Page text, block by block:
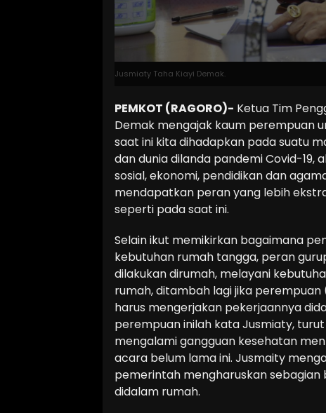
Jusmiaty Taha Kiayi Demak.
PEMKOT (RAGORO)- Ketua Tim
Demak mengajak kaum perempuan
saat ini kita dihadapkan pada suatu
dan dunia dilanda pandemi Covid-
sosial, ekonomi, pendidikan dan
mendapatkan peran yang lebih
seperti pada saat ini.
Selain ikut memikirkan bagaimana
kebutuhan rumah tangga, peran
dilakukan dirumah, melayani
rumah, ditambah lagi jika
harus mengerjakan pekerjaannya
perempuan inilah kata Jusmiaty,
mengalami gangguan kesehatan
acara belum lama ini. Jusmaity
pemerintah mengharuskan sebagian
didalam rumah.